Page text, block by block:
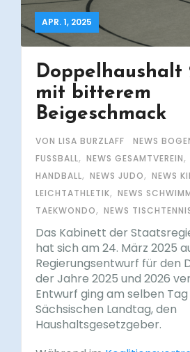
APR. 1, 2025
Doppelhaushalt
mit bitterem
Beigeschmack
VON LISA BURZLAFF NEWS
FUSSBALL , NEWS GESAMTVEREIN,
HANDBALL, NEWS JUDO, NEWS
LEICHTATHLETIK, NEWS
TAEKWONDO, NEWS
Das Kabinett der
hat sich am 24. März 2025
Regierungsentwurf für den
der Jahre 2025 und 2026
Entwurf ging am selben
Sächsischen Landtag, den
Haushaltsgesetzgeber.